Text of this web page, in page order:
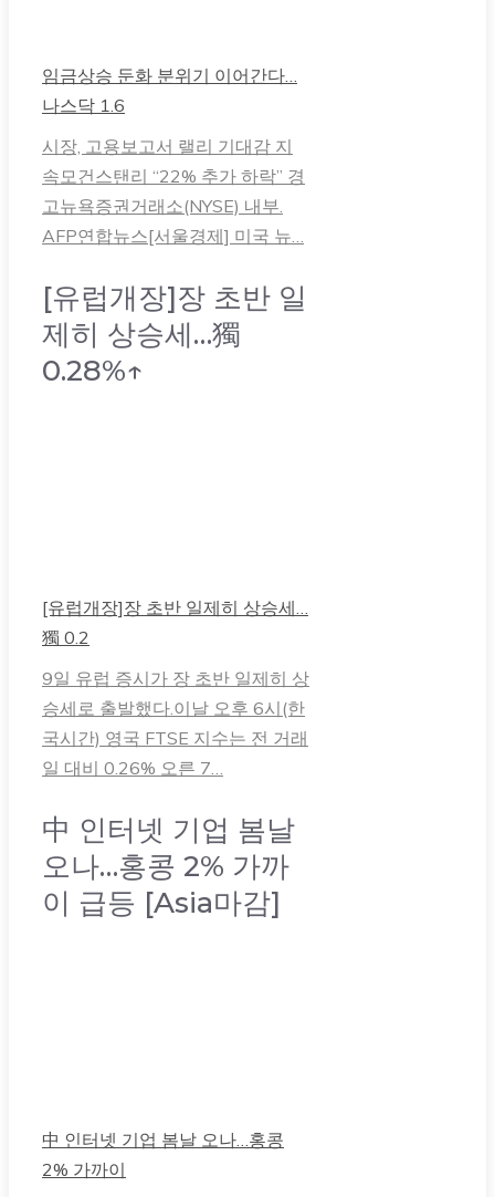
임금상승 둔화 분위기 이어간다…
나스닥 1.6
시장, 고용보고서 랠리 기대감 지
속모건스탠리 “22% 추가 하락” 경
고뉴욕증권거래소(NYSE) 내부.
AFP연합뉴스[서울경제] 미국 뉴…
[유럽개장]장 초반 일
제히 상승세…獨
0.28%↑
[유럽개장]장 초반 일제히 상승세…
獨 0.2
9일 유럽 증시가 장 초반 일제히 상
승세로 출발했다.이날 오후 6시(한
국시간) 영국 FTSE 지수는 전 거래
일 대비 0.26% 오른 7…
中 인터넷 기업 봄날
오나…홍콩 2% 가까
이 급등 [Asia마감]
中 인터넷 기업 봄날 오나…홍콩
2% 가까이